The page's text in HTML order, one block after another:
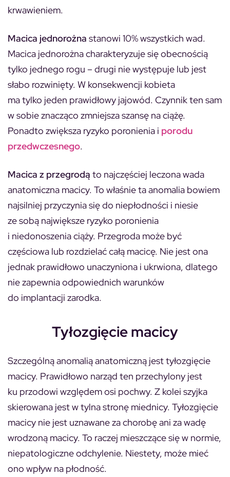
krwawieniem.
Macica jednorożna stanowi 10% wszystkich wad.
Macica jednorożna charakteryzuje się obecnością
tylko jednego rogu – drugi nie występuje lub jest
słabo rozwinięty. W konsekwencji kobieta
ma tylko jeden prawidłowy jajowód. Czynnik ten sam
w sobie znacząco zmniejsza szansę na ciążę.
Ponadto zwiększa ryzyko poronienia i porodu
przedwczesnego.
Macica z przegrodą to najczęściej leczona wada
anatomiczna macicy. To właśnie ta anomalia bowiem
najsilniej przyczynia się do niepłodności i niesie
ze sobą największe ryzyko poronienia
i niedonoszenia ciąży. Przegroda może być
częściowa lub rozdzielać całą macicę. Nie jest ona
jednak prawidłowo unaczyniona i ukrwiona, dlatego
nie zapewnia odpowiednich warunków
do implantacji zarodka.
Tyłozgięcie macicy
Szczególną anomalią anatomiczną jest tyłozgięcie
macicy. Prawidłowo narząd ten przechylony jest
ku przodowi względem osi pochwy. Z kolei szyjka
skierowana jest w tylna stronę miednicy. Tyłozgięcie
macicy nie jest uznawane za chorobę ani za wadę
wrodzoną macicy. To raczej mieszczące się w normie,
niepatologiczne odchylenie. Niestety, może mieć
ono wpływ na płodność.